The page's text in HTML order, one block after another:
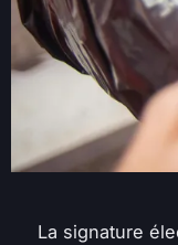
La signature